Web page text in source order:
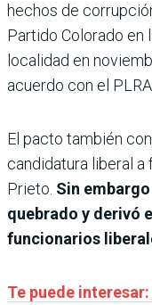
hechos de
Partido Colorado en
localidad en
acuerdo con el
El pacto también
candidatura liberal a
Prieto. Sin
quebrado y derivó
funcionarios
Te puede